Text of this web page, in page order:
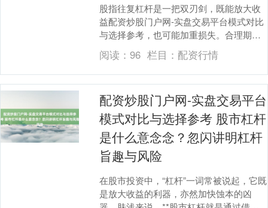
股指往复杠杆是一把双刃剑，既能放大收
益配资炒股门户网-实盘交易平台模式对比
与选择参考，也可能加重损失。合理期骗
杠杆，不仅需要手段，更需要严格的风险
处罚强劲。以下....
阅读：96 栏目： 配资行情
配资炒股门户网-实盘交易平台
模式对比与选择参考 股市杠杆
是什么意念念？忽闪讲明杠杆
旨趣与风险
在股市投资中，“杠杆”一词常被说起，它既
是放大收益的利器，亦然加快蚀本的凶